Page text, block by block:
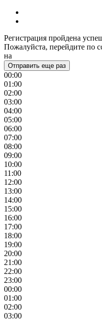
Регистрация пройдена
Пожалуйста, перейдите по
на
Отправить еще раз
00:00
01:00
02:00
03:00
04:00
05:00
06:00
07:00
08:00
09:00
10:00
11:00
12:00
13:00
14:00
15:00
16:00
17:00
18:00
19:00
20:00
21:00
22:00
23:00
00:00
01:00
02:00
03:00